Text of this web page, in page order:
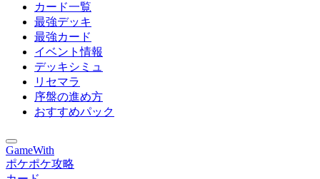
カード一覧
最強デッキ
最強カード
イベント情報
デッキシミュ
リセマラ
序盤の進め方
おすすめパック
GameWith
ポケポケ攻略